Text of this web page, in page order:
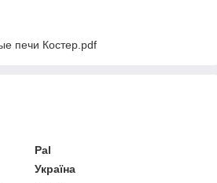
печи Костер.pdf
Pal
Україна